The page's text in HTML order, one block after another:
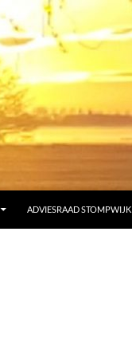
ADVIESRAAD STOMPWIJK